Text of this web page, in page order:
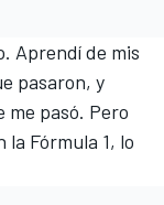
Aprendí de mis
pasaron, y
pasó. Pero
Fórmula 1, lo